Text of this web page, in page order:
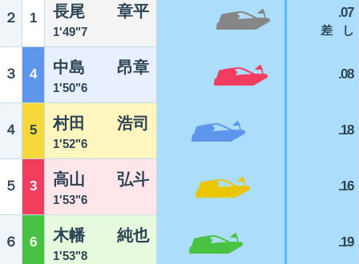
２ 1 長尾 章平
1'49"7
.07
差 し
３ 4 中島 昂章
1'50"6
.08
４ 5 村田 浩司
1'52"6
.18
５ 3 高山 弘斗
1'53"6
.16
６ 6 木幡 純也
1'53"8
.19